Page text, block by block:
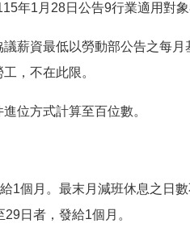
年1月28日公告9行業適用對象
薪資最低以勞動部公告之每
，不在此限。
位方式計算至百位數。
1個月。最末月減班休息之日
日者，發給1個月。